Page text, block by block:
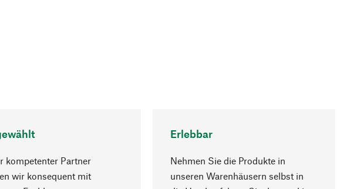
kompetenter Partner
wir konsequent mit
Erlebbar
Nehmen Sie die Produkte in
unseren Warenhäusern selbst in